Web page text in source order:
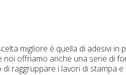
migliore è quella di adesivi in
offriamo anche una serie di
raggruppare i lavori di stampa